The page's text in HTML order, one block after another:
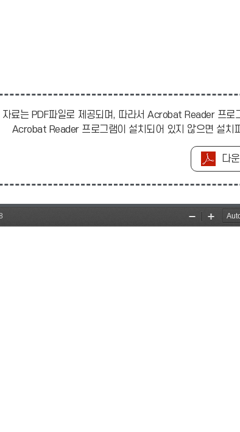
자료는 PDF파일로 제공되며, 따라서 Acrobat Reader 프
Acrobat Reader 프로그램이 설치되어 있지 않으면 설치
다